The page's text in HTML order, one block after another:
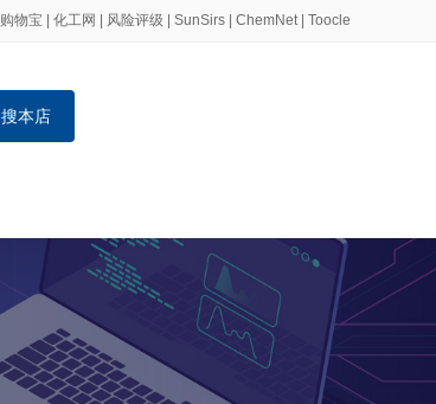
购物宝 化工网 风险评级 SunSirs ChemNet| Toocle
搜本店